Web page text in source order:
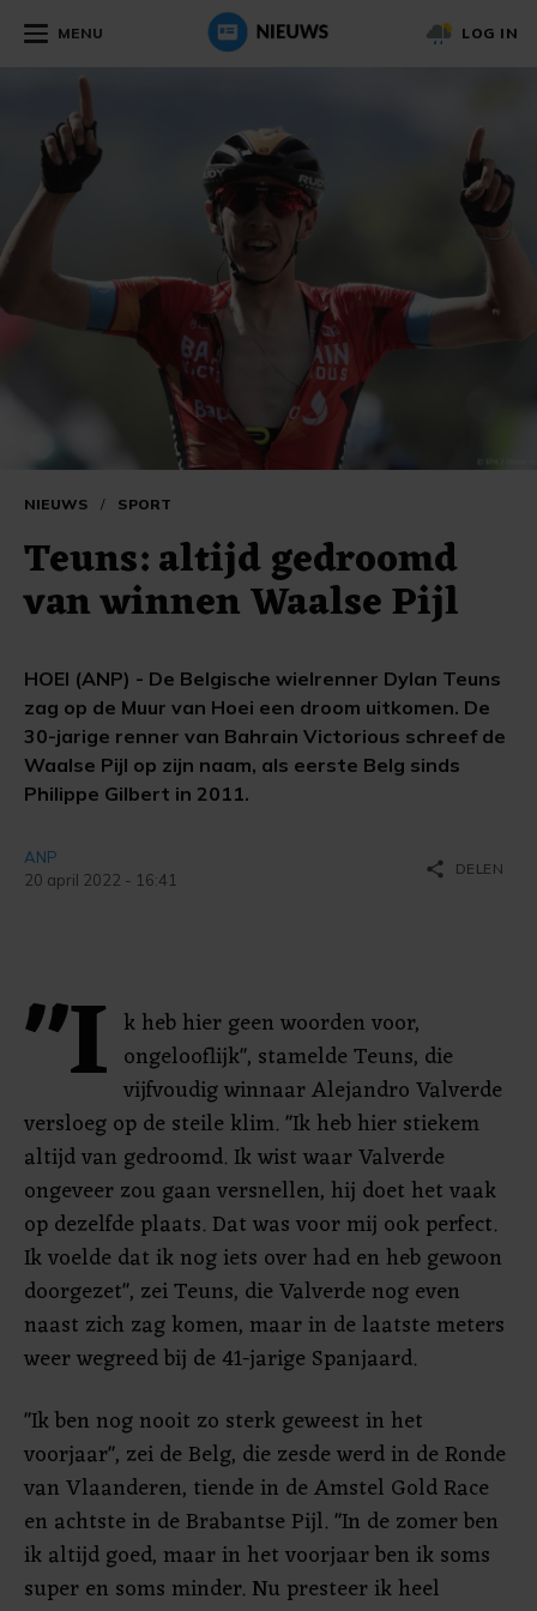
MENU LOG IN
NIEUWS / SPORT
Teuns: altijd gedroomd
van winnen Waalse Pijl
HOEI (ANP) - De Belgische wielrenner Dylan Teuns
zag op de Muur van Hoei een droom uitkomen. De
30-jarige renner van Bahrain Victorious schreef de
Waalse Pijl op zijn naam, als eerste Belg sinds
Philippe Gilbert in 2011.
ANP
20 april 2022 - 16:41
share DELEN
"I k heb hier geen woorden voor,
ongelooflijk", stamelde Teuns, die
vijfvoudig winnaar Alejandro Valverde
versloeg op de steile klim. "Ik heb hier stiekem
altijd van gedroomd. Ik wist waar Valverde
ongeveer zou gaan versnellen, hij doet het vaak
op dezelfde plaats. Dat was voor mij ook perfect.
Ik voelde dat ik nog iets over had en heb gewoon
doorgezet", zei Teuns, die Valverde nog even
naast zich zag komen, maar in de laatste meters
weer wegreed bij de 41-jarige Spanjaard.
"Ik ben nog nooit zo sterk geweest in het
voorjaar", zei de Belg, die zesde werd in de Ronde
van Vlaanderen, tiende in de Amstel Gold Race
en achtste in de Brabantse Pijl. "In de zomer ben
ik altijd goed, maar in het voorjaar ben ik soms
super en soms minder. Nu presteer ik heel